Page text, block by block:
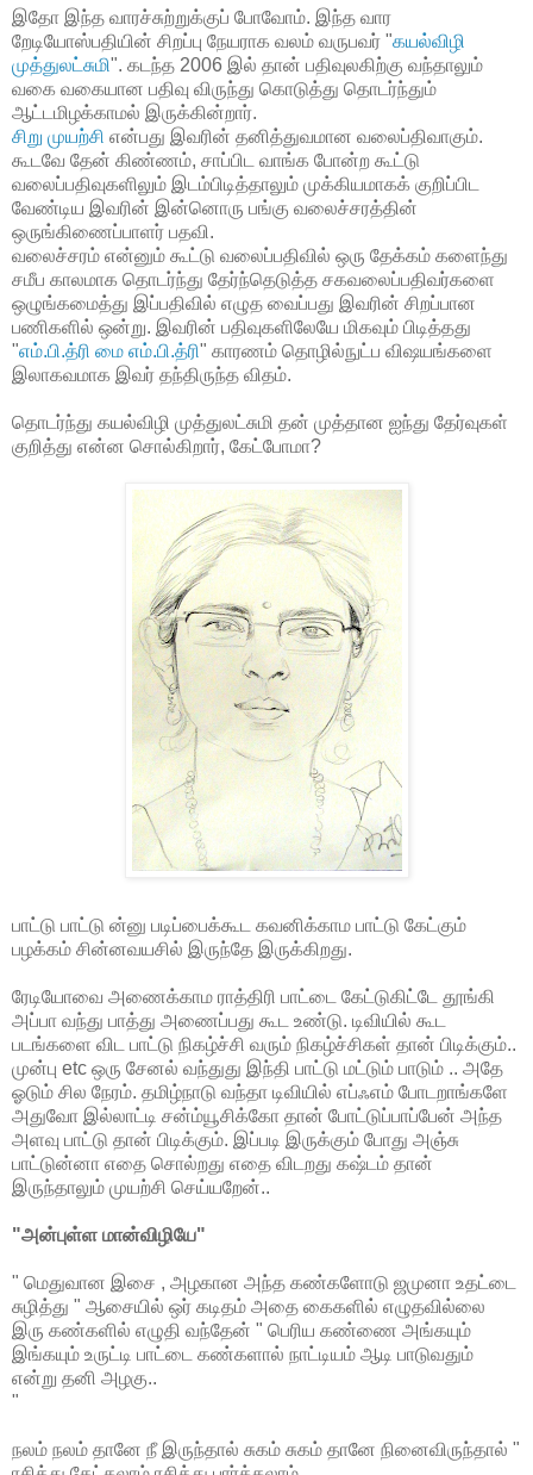
இதோ இந்த வாரச்சுற்றுக்குப் போவோம். இந்த வார
றேடியோஸ்பதியின் சிறப்பு நேயராக வலம் வருபவர் "கயல்விழி
முத்துலட்சுமி". கடந்த 2006 இல் தான் பதிவுலகிற்கு வந்தாலும்
வகை வகையான பதிவு விருந்து கொடுத்து தொடர்ந்தும்
ஆட்டமிழக்காமல் இருக்கின்றார்.
சிறு முயற்சி என்பது இவரின் தனித்துவமான வலைப்திவாகும்.
கூடவே தேன் கிண்ணம், சாப்பிட வாங்க போன்ற கூட்டு
வலைப்பதிவுகளிலும் இடம்பிடித்தாலும் முக்கியமாகக் குறிப்பிட
வேண்டிய இவரின் இன்னொரு பங்கு வலைச்சரத்தின்
ஒருங்கிணைப்பாளர் பதவி.
வலைச்சரம் என்னும் கூட்டு வலைப்பதிவில் ஒரு தேக்கம் களைந்து
சமீப காலமாக தொடர்ந்து தேர்ந்தெடுத்த சகவலைப்பதிவர்களை
ஒழுங்கமைத்து இப்பதிவில் எழுத வைப்பது இவரின் சிறப்பான
பணிகளில் ஒன்று. இவரின் பதிவுகளிலேயே மிகவும் பிடித்தது
"எம்.பி.த்ரி மை எம்.பி.த்ரி" காரணம் தொழில்நுட்ப விஷயங்களை
இலாகவமாக இவர் தந்திருந்த விதம்.
தொடர்ந்து கயல்விழி முத்துலட்சுமி தன் முத்தான ஐந்து தேர்வுகள்
குறித்து என்ன சொல்கிறார், கேட்போமா?
பாட்டு பாட்டு ன்னு படிப்பைக்கூட கவனிக்காம பாட்டு கேட்கும்
பழக்கம் சின்னவயசில் இருந்தே இருக்கிறது.
ரேடியோவை அணைக்காம ராத்திரி பாட்டை கேட்டுகிட்டே தூங்கி
அப்பா வந்து பாத்து அணைப்பது கூட உண்டு. டிவியில் கூட
படங்களை விட பாட்டு நிகழ்ச்சி வரும் நிகழ்ச்சிகள் தான் பிடிக்கும்..
முன்பு etc ஒரு சேனல் வந்துது இந்தி பாட்டு மட்டும் பாடும் .. அதே
ஓடும் சில நேரம். தமிழ்நாடு வந்தா டிவியில் எப்ஃஎம் போடறாங்களே
அதுவோ இல்லாட்டி சன்ம்யூசிக்கோ தான் போட்டுப்பாப்பேன் அந்த
அளவு பாட்டு தான் பிடிக்கும். இப்படி இருக்கும் போது அஞ்சு
பாட்டுன்னா எதை சொல்றது எதை விடறது கஷ்டம் தான்
இருந்தாலும் முயற்சி செய்யறேன்..
"அன்புள்ள மான்விழியே"
" மெதுவான இசை , அழகான அந்த கண்களோடு ஜமுனா உதட்டை
சுழித்து " ஆசையில் ஒர் கடிதம் அதை கைகளில் எழுதவில்லை
இரு கண்களில் எழுதி வந்தேன் " பெரிய கண்ணை அங்கயும்
இங்கயும் உருட்டி பாட்டை கண்களால் நாட்டியம் ஆடி பாடுவதும்
என்று தனி அழகு..
"
நலம் நலம் தானே நீ இருந்தால் சுகம் சுகம் தானே நினைவிருந்தால் "